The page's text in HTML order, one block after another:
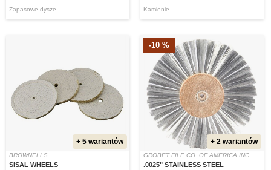
Zapasowe dysze Kamienie
+ 5 wariantów
BROWNELLS
SISAL WHEELS
-10 %
+ 2 wariantów
GROBET FILE CO. OF AMERICA INC
.0025" STAINLESS STEEL